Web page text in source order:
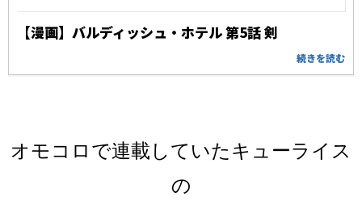
【漫画】バルディッシュ・ホテル 第5話 剣
続きを読む
オモコロで連載していたキューライス
の